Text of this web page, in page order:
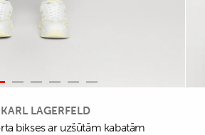
KARL LAGERFELD
bikses ar uzšūtām kabatām